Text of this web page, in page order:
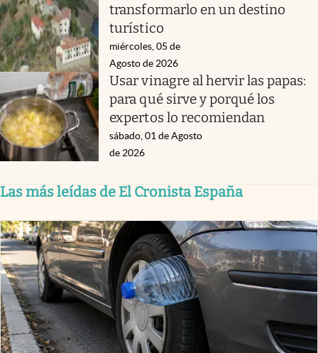
transformarlo en un destino
turístico
miércoles, 05 de
Agosto de 2026
Usar vinagre al hervir las papas:
para qué sirve y porqué los
expertos lo recomiendan
sábado, 01 de Agosto
de 2026
Las más leídas de El Cronista España